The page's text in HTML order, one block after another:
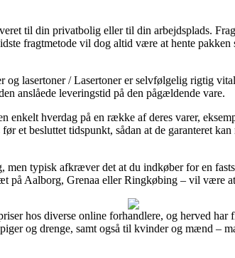
til din privatbolig eller til din arbejdsplads.
fragtmetode vil dog altid være at hente
lasertoner / Lasertoner er selvfølgelig rigtig
anslåede leveringstid på den pågældende vare.
enkelt hverdag på en række af deres varer,
et besluttet tidspunkt, sådan at de garanteret
typisk afkræver det at du indkøber for en
på Aalborg, Grenaa eller Ringkøbing – vil være
hos diverse online forhandlere, og herved har
og drenge, samt også til kvinder og mænd –